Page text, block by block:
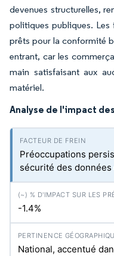
devenues structurelles,
politiques publiques. Les
prêts pour la conformité
entrant, car les
main satisfaisant aux
matériel.
Analyse de l'impact
Préoccupations
sécurité des
-1.4%
National, accentué